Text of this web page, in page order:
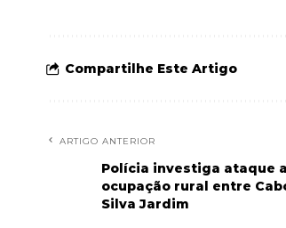
Compartilhe Este Artigo
ARTIGO ANTERIOR
Polícia investiga ataque a
ocupação rural entre
Silva Jardim